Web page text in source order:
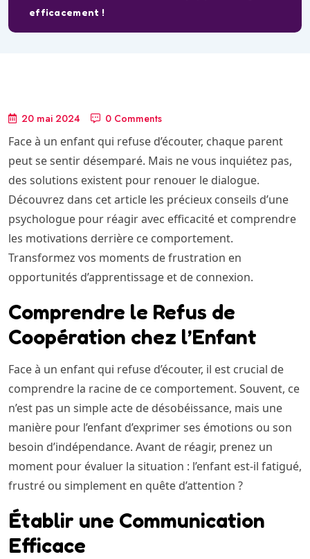
efficacement !
20 mai 2024 0 Comments
Face à un enfant qui refuse d’écouter, chaque parent
peut se sentir désemparé. Mais ne vous inquiétez pas,
des solutions existent pour renouer le dialogue.
Découvrez dans cet article les précieux conseils d’une
psychologue pour réagir avec efficacité et comprendre
les motivations derrière ce comportement.
Transformez vos moments de frustration en
opportunités d’apprentissage et de connexion.
Comprendre le Refus de
Coopération chez l’Enfant
Face à un enfant qui refuse d’écouter, il est crucial de
comprendre la racine de ce comportement. Souvent, ce
n’est pas un simple acte de désobéissance, mais une
manière pour l’enfant d’exprimer ses émotions ou son
besoin d’indépendance. Avant de réagir, prenez un
moment pour évaluer la situation : l’enfant est-il fatigué,
frustré ou simplement en quête d’attention ?
Établir une Communication
Efficace